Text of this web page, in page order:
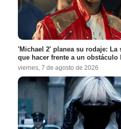
'Michael 2' planea su rodaje: La
que hacer frente a un obstáculo
viernes, 7 de agosto de 2026